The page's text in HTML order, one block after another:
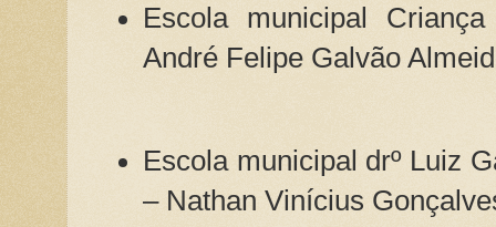
Escola municipal
André Felipe Galvão
Escola municipal drº Luiz
– Nathan Vinícius